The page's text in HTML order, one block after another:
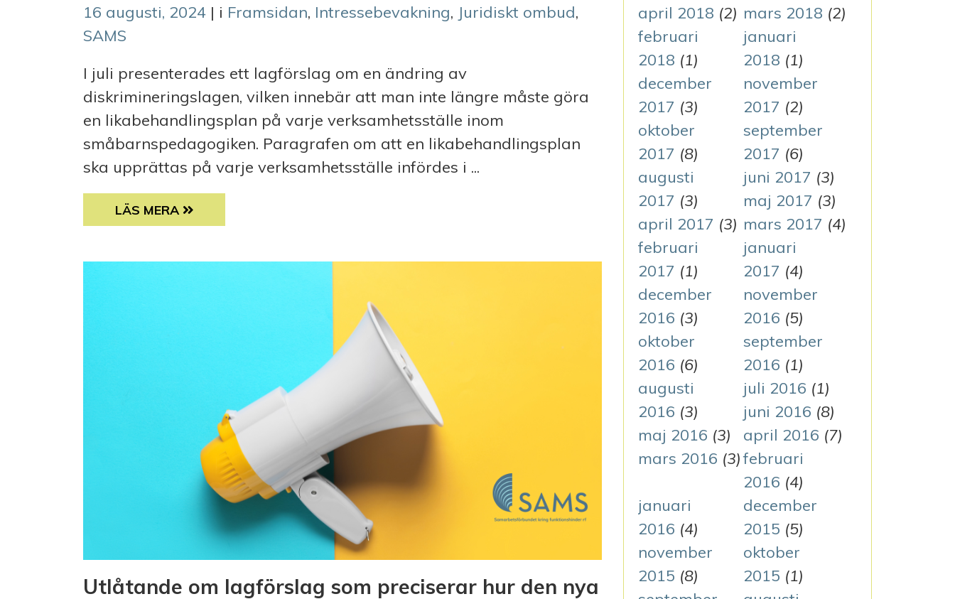
16 augusti, 2024 | i Framsidan, Intressebevakning, Juridiskt ombud,
SAMS
I juli presenterades ett lagförslag om en ändring av
diskrimineringslagen, vilken innebär att man inte längre måste göra
en likabehandlingsplan på varje verksamhetsställe inom
småbarnspedagogiken. Paragrafen om att en likabehandlingsplan
ska upprättas på varje verksamhetsställe infördes i ...
SAMS TYCKER TILL OM ÄNDRINGARNA I DISKRIMINERINGSLAGEN
LÄS MERA
Utlåtande om lagförslag som preciserar hur den nya
april 2018 (2) mars 2018 (2)
februari
2018 (1)
januari
2018 (1)
december
2017 (3)
november
2017 (2)
oktober
2017 (8)
september
2017 (6)
augusti
2017 (3)
juni 2017 (3)
maj 2017 (3)
april 2017 (3) mars 2017 (4)
februari
2017 (1)
januari
2017 (4)
december
2016 (3)
november
2016 (5)
oktober
2016 (6)
september
2016 (1)
augusti
2016 (3)
juli 2016 (1)
juni 2016 (8)
maj 2016 (3) april 2016 (7)
mars 2016 (3)februari
2016 (4)
januari
2016 (4)
december
2015 (5)
november
2015 (8)
oktober
2015 (1)